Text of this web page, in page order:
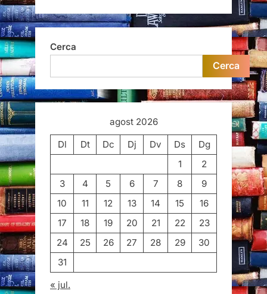
Cerca
Cerca
agost 2026
Dl
Dt Dc Dj Dv Ds
Dg
1
2
3
4 5 6 7 8
9
10
11 12 13 14 15
16
17
18 19 20 21 22
23
24
25 26 27 28 29
30
31
« jul.